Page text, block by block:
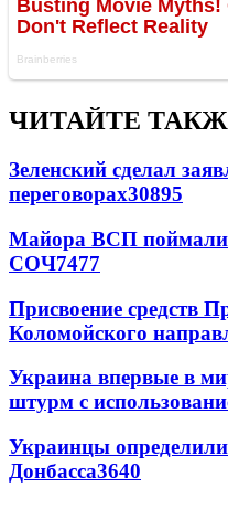
ЧИТАЙТЕ
Зеленский сделал
переговорах30895
Майора ВСП
СОЧ7477
Присвоение средств
Коломойского
Украина впервые в
штурм с
Украинцы
Донбасса3640